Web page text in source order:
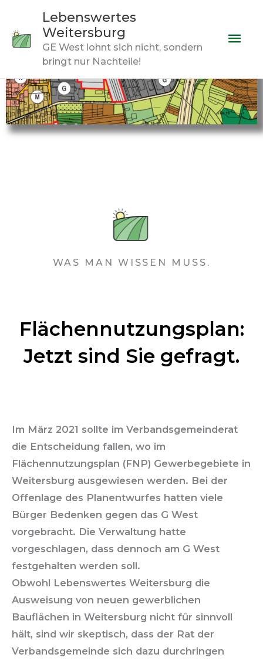
springen
Lebenswertes
Weitersburg
GE West lohnt sich nicht, sondern
bringt nur Nachteile!
WAS MAN WISSEN MUSS.
Flächennutzungsplan:
Jetzt sind Sie gefragt.
Im März 2021 sollte im Verbandsgemeinderat
die Entscheidung fallen, wo im
Flächennutzungsplan (FNP) Gewerbegebiete in
Weitersburg ausgewiesen werden. Bei der
Offenlage des Planentwurfes hatten viele
Bürger Bedenken gegen das G West
vorgebracht. Die Verwaltung hatte
vorgeschlagen, dass dennoch am G West
festgehalten werden soll.
Obwohl Lebenswertes Weitersburg die
Ausweisung von neuen gewerblichen
Bauflächen in Weitersburg nicht für sinnvoll
hält, sind wir skeptisch, dass der Rat der
Verbandsgemeinde sich dazu durchringen